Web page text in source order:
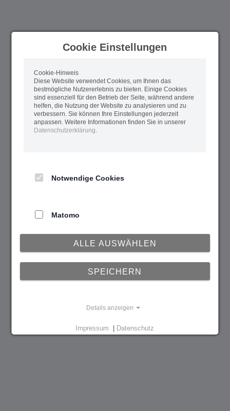
Cookie Einstellungen
Cookie-Hinweis
Diese Website verwendet Cookies, um Ihnen das
bestmögliche Nutzererlebnis zu bieten. Einige Cookies
sind essenziell für den Betrieb der Seite, während andere
helfen, die Nutzung der Website zu analysieren und zu
verbessern. Sie können Ihre Einstellungen jederzeit
anpassen. Weitere Informationen finden Sie in unserer
Datenschutzerklärung.
Notwendige Cookies
Matomo
ALLE AUSWÄHLEN
SPEICHERN
Details anzeigen
Impressum Datenschutz